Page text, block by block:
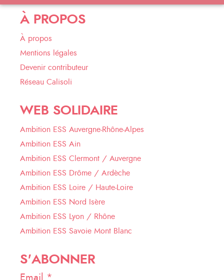
À PROPOS
À propos
Mentions légales
Devenir contributeur
Réseau Calisoli
WEB SOLIDAIRE
Ambition ESS Auvergne-Rhône-Alpes
Ambition ESS Ain
Ambition ESS Clermont / Auvergne
Ambition ESS Drôme / Ardèche
Ambition ESS Loire / Haute-Loire
Ambition ESS Nord Isère
Ambition ESS Lyon / Rhône
Ambition ESS Savoie Mont Blanc
S'ABONNER
Email *